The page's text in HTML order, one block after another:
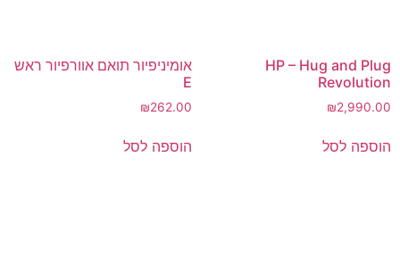
HP – Hug and Plug
Revolution
₪2,990.00
הוספה לסל
אומיניפיור תואם אוורפיור ראש
E
₪262.00
הוספה לסל